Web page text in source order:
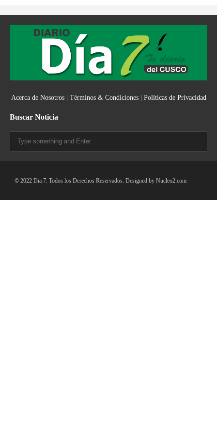
Acerca de Nosotros| Términos & Condiciones| Políticas de Privacidad
Buscar Noticia
© 2022 Dia 7. Todos los Derechos Reservados. Designed by Nucleo2.com